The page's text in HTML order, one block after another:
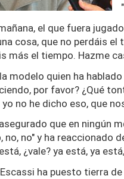
el que fuera
cosa, que no perdáis
más el tiempo. Hazme
modelo quien ha
por favor? ¿Qué
yo no he dicho eso, que
que en ningún
no, no" y ha reaccionado
¿vale? ya está, ya
ha puesto tierra